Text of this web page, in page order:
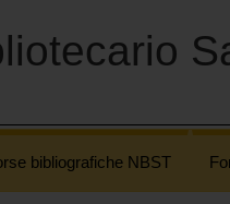
bibliografiche NBST